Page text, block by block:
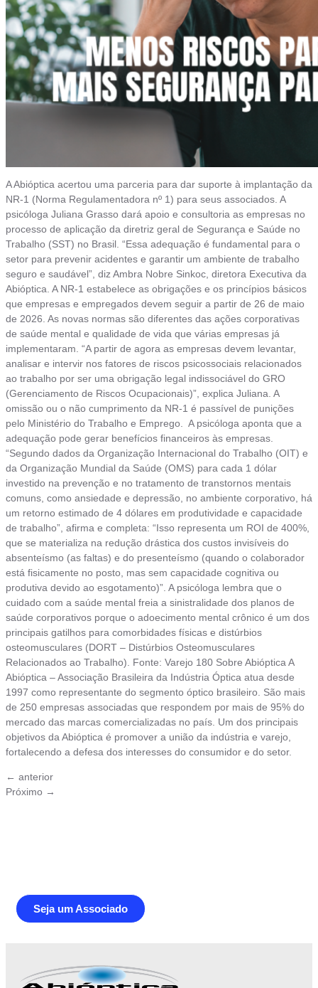
A Abióptica acertou uma parceria para dar suporte à implantação da
NR-1 (Norma Regulamentadora nº 1) para seus associados. A
psicóloga Juliana Grasso dará apoio e consultoria as empresas no
processo de aplicação da diretriz geral de Segurança e Saúde no
Trabalho (SST) no Brasil. “Essa adequação é fundamental para o
setor para prevenir acidentes e garantir um ambiente de trabalho
seguro e saudável”, diz Ambra Nobre Sinkoc, diretora Executiva da
Abióptica. A NR-1 estabelece as obrigações e os princípios básicos
que empresas e empregados devem seguir a partir de 26 de maio
de 2026. As novas normas são diferentes das ações corporativas
de saúde mental e qualidade de vida que várias empresas já
implementaram. “A partir de agora as empresas devem levantar,
analisar e intervir nos fatores de riscos psicossociais relacionados
ao trabalho por ser uma obrigação legal indissociável do GRO
(Gerenciamento de Riscos Ocupacionais)”, explica Juliana. A
omissão ou o não cumprimento da NR-1 é passível de punições
pelo Ministério do Trabalho e Emprego. A psicóloga aponta que a
adequação pode gerar benefícios financeiros às empresas.
“Segundo dados da Organização Internacional do Trabalho (OIT) e
da Organização Mundial da Saúde (OMS) para cada 1 dólar
investido na prevenção e no tratamento de transtornos mentais
comuns, como ansiedade e depressão, no ambiente corporativo, há
um retorno estimado de 4 dólares em produtividade e capacidade
de trabalho”, afirma e completa: “Isso representa um ROI de 400%,
que se materializa na redução drástica dos custos invisíveis do
absenteísmo (as faltas) e do presenteísmo (quando o colaborador
está fisicamente no posto, mas sem capacidade cognitiva ou
produtiva devido ao esgotamento)”. A psicóloga lembra que o
cuidado com a saúde mental freia a sinistralidade dos planos de
saúde corporativos porque o adoecimento mental crônico é um dos
principais gatilhos para comorbidades físicas e distúrbios
osteomusculares (DORT – Distúrbios Osteomusculares
Relacionados ao Trabalho). Fonte: Varejo 180 Sobre Abióptica A
Abióptica – Associação Brasileira da Indústria Óptica atua desde
1997 como representante do segmento óptico brasileiro. São mais
de 250 empresas associadas que respondem por mais de 95% do
mercado das marcas comercializadas no país. Um dos principais
objetivos da Abióptica é promover a união da indústria e varejo,
fortalecendo a defesa dos interesses do consumidor e do setor.
← anterior
Próximo →
Seja um Associado